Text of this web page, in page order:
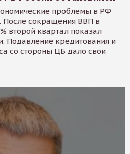
проблемы в РФ
После сокращения ВВП в
второй квартал показал
Подавление кредитования и
со стороны ЦБ дало свои